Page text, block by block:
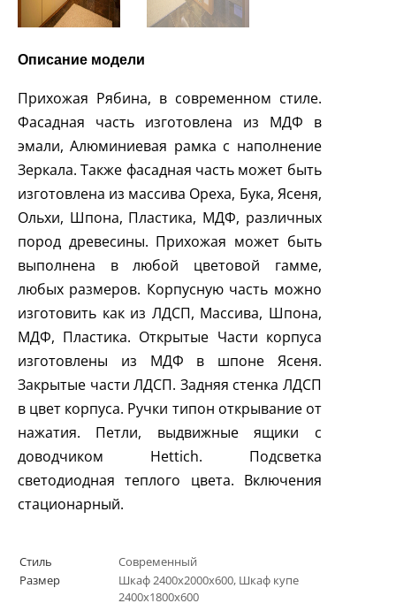
Описание модели
Прихожая Рябина, в современном стиле.
Фасадная часть изготовлена из МДФ в
эмали, Алюминиевая рамка с наполнение
Зеркала. Также фасадная часть может быть
изготовлена из массива Ореха, Бука, Ясеня,
Ольхи, Шпона, Пластика, МДФ, различных
пород древесины. Прихожая может быть
выполнена в любой цветовой гамме,
любых размеров. Корпусную часть можно
изготовить как из ЛДСП, Массива, Шпона,
МДФ, Пластика. Открытые Части корпуса
изготовлены из МДФ в шпоне Ясеня.
Закрытые части ЛДСП. Задняя стенка ЛДСП
в цвет корпуса. Ручки типон открывание от
нажатия. Петли, выдвижные ящики с
доводчиком Hettich. Подсветка
светодиодная теплого цвета. Включения
стационарный.
Стиль
Современный
Размер
Шкаф 2400х2000х600, Шкаф купе
2400х1800х600